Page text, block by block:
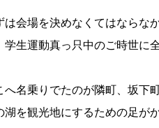
は会場を決めなくてはならな
学生運動真っ只中のご時世に
へ名乗りでたのが隣町、坂下
湖を観光地にするための足が